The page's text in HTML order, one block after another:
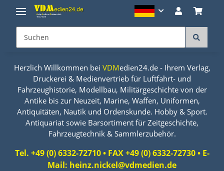
Herzlich Willkommen bei VDMedien24.de - Ihrem Verlag,
Druckerei & Medienvertrieb für Luftfahrt- und
Fahrzeughistorie, Modellbau, Militärgeschichte von der
Antike bis zur Neuzeit, Marine, Waffen, Uniformen,
Antiquitäten, Nautik und Ordenskunde. Hobby & Sport.
Antiquariat sowie Barsortiment für Zeitgeschichte,
Fahrzeugtechnik & Sammlerzubehör.
Tel. +49 (0) 6332-72710 • FAX +49 (0) 6332-72730 • E-
Mail: heinz.nickel@vdmedien.de